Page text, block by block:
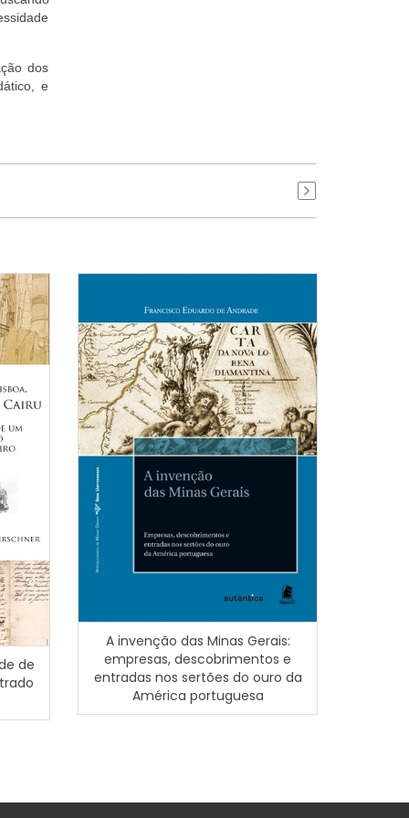
dos
e
de
A invenção das Minas Gerais:
empresas, descobrimentos e
entradas nos sertões do ouro da
América portuguesa